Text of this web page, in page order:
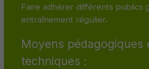
Faire adhérer différents publics
entraînement régulier.
Moyens pédagogiques
techniques :